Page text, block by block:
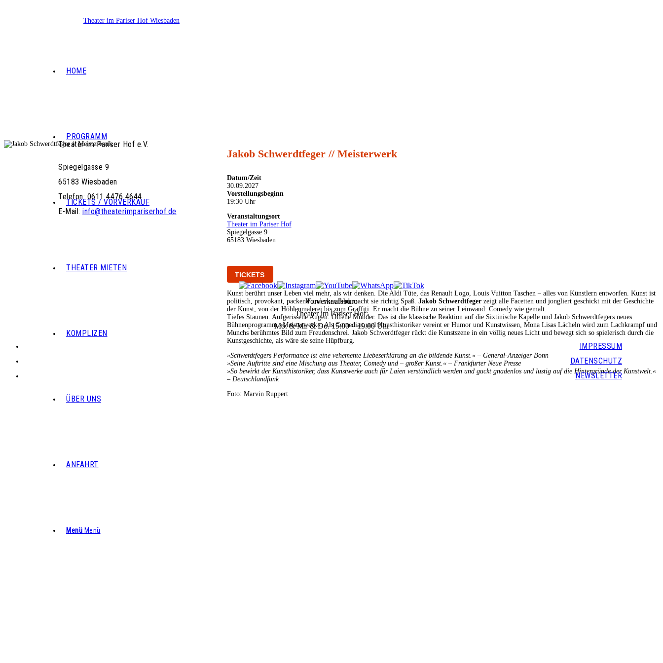
HOME
PROGRAMM
TICKETS / VORVERKAUF
THEATER MIETEN
KOMPLIZEN
ÜBER UNS
ANFAHRT
Menü Menü
Jakob Schwerdtfeger // Meisterwerk
Datum/Zeit
30.09.2027
Vorstellungsbeginn
19:30 Uhr
Veranstaltungsort
Theater im Pariser Hof
Spiegelgasse 9
65183 Wiesbaden
TICKETS
Kunst berührt unser Leben viel mehr, als wir denken. Die Aldi Tüte, das Renault Logo, Louis Vuitton Taschen – alles von Künstlern entworfen. Kunst ist
politisch, provokant, packend und vor allem macht sie richtig Spaß. Jakob Schwerdtfegerzeigt alle Facetten und jongliert geschickt mit der Geschichte
der Kunst, von der Höhlenmalerei bis zum Graffiti. Er macht die Bühne zu seiner Leinwand: Comedy wie gemalt.
Tiefes Staunen. Aufgerissene Augen. Offene Münder. Das ist die klassische Reaktion auf die Sixtinische Kapelle und Jakob Schwerdtfegers neues
Bühnenprogramm »Meisterwerk«. Als Comedian und Kunsthistoriker vereint er Humor und Kunstwissen, Mona Lisas Lächeln wird zum Lachkrampf und
Munchs berühmtes Bild zum Freudenschrei. Jakob Schwerdtfeger rückt die Kunstszene in ein völlig neues Licht und bewegt sich so spielerisch durch die
Kunstgeschichte, als wäre sie seine Hüpfburg.
»Schwerdtfegers Performance ist eine vehemente Liebeserklärung an die bildende Kunst.« – General-Anzeiger Bonn
»Seine Auftritte sind eine Mischung aus Theater, Comedy und – großer Kunst.«– Frankfurter Neue Presse
»So bewirkt der Kunsthistoriker, dass Kunstwerke auch für Laien verständlich werden und guckt gnadenlos und lustig auf die Hintergründe der Kunstwelt.«
– Deutschlandfunk
Foto: Marvin Ruppert
Theater im Pariser Hof e.V.
Spiegelgasse 9
65183 Wiesbaden
Telefon: 0611 4476 4644
E-Mail: info@theaterimpariserhof.de
Vorverkaufsbüro
Theater im Pariser Hof:
Mo. & Mi. & Do. 15.00 – 19.00 Uhr
IMPRESSUM
DATENSCHUTZ
NEWSLETTER